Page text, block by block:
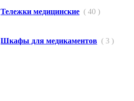
Тележки медицинские ( 40 )
Шкафы для медикаментов ( 3 )